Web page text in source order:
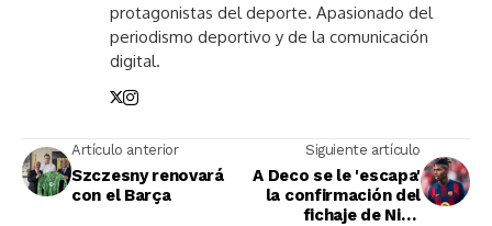
protagonistas del deporte. Apasionado del
periodismo deportivo y de la comunicación
digital.
Artículo anterior
Szczesny renovará
con el Barça
Siguiente artículo
A Deco se le 'escapa'
la confirmación del
fichaje de Nico